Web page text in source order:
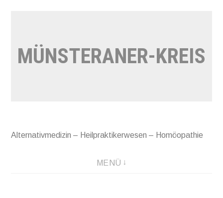
MÜNSTERANER-KREIS
Alternativmedizin – Heilpraktikerwesen – Homöopathie
MENÜ